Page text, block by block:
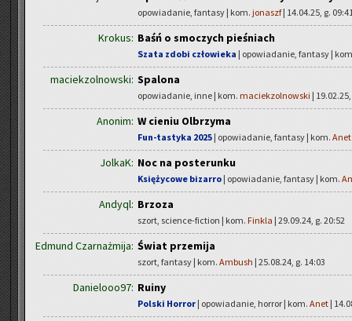
opowiadanie, fantasy | kom. jonaszf| 14.04.25, g.
Krokus: Baśń o smoczych pieśniach
Szata zdobi człowieka | opowiadanie, fantasy |
maciekzolnowski: Spalona
opowiadanie, inne | kom. maciekzolnowski |
Anonim: W cieniu Olbrzyma
Fun-tastyka 2025 | opowiadanie, fantasy | kom. Anet
JolkaK: Noc na posterunku
Księżycowe bizarro | opowiadanie, fantasy | kom.
Andyql: Brzoza
szort, science-fiction | kom. Finkla | 29.09.24, g. 20:52
Edmund Czarnażmija: Świat przemija
szort, fantasy | kom. Ambush | 25.08.24, g. 14:03
Danielooo97: Ruiny
Polski Horror | opowiadanie, horror | kom. Anet |